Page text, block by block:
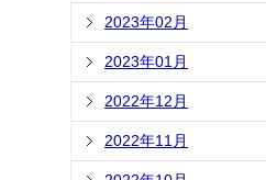
2023年02月
2023年01月
2022年12月
2022年11月